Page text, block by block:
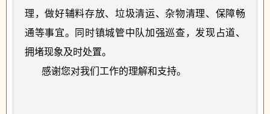
理，做好辅料存放、垃圾清运、杂物清理、保障畅
通等事宜。同时镇城管中队加强巡查，发现占道、
拥堵现象及时处置。
感谢您对我们工作的理解和支持。